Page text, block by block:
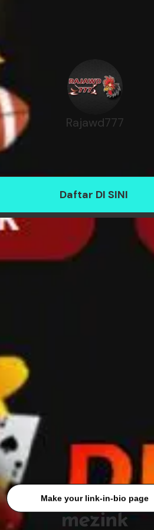
Rajawd777
Daftar DI SINI
Make your link-in-bio page